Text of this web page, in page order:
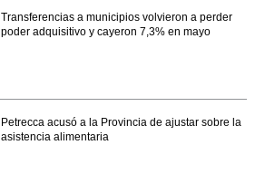
Transferencias a municipios volvieron a perder
poder adquisitivo y cayeron 7,3% en mayo
Petrecca acusó a la Provincia de ajustar sobre la
asistencia alimentaria